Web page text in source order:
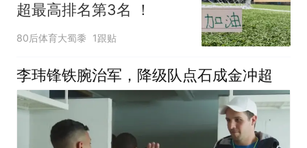
超最高排名第3名 ！
80后体育大蜀黍 1跟贴
李玮锋铁腕治军，降级队点石成金冲超